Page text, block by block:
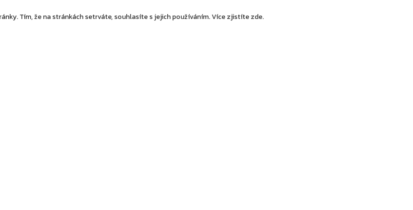
Tím, že na stránkách setrváte, souhlasíte s jejich používáním.Více zjistíte zde.